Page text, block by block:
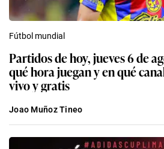
Fútbol mundial
Partidos de hoy, jueves 6 de
qué hora juegan y en qué
vivo y gratis
Joao Muñoz Tineo